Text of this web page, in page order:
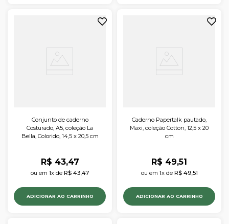
Conjunto de caderno
Costurado, A5, coleção La
Bella, Colorido, 14,5 x 20,5 cm
R$ 43,47
ou em 1x de R$ 43,47
ADICIONAR AO CARRINHO
Caderno Papertalk pautado,
Maxi, coleção Cotton, 12,5 x 20
cm
R$ 49,51
ou em 1x de R$ 49,51
ADICIONAR AO CARRINHO